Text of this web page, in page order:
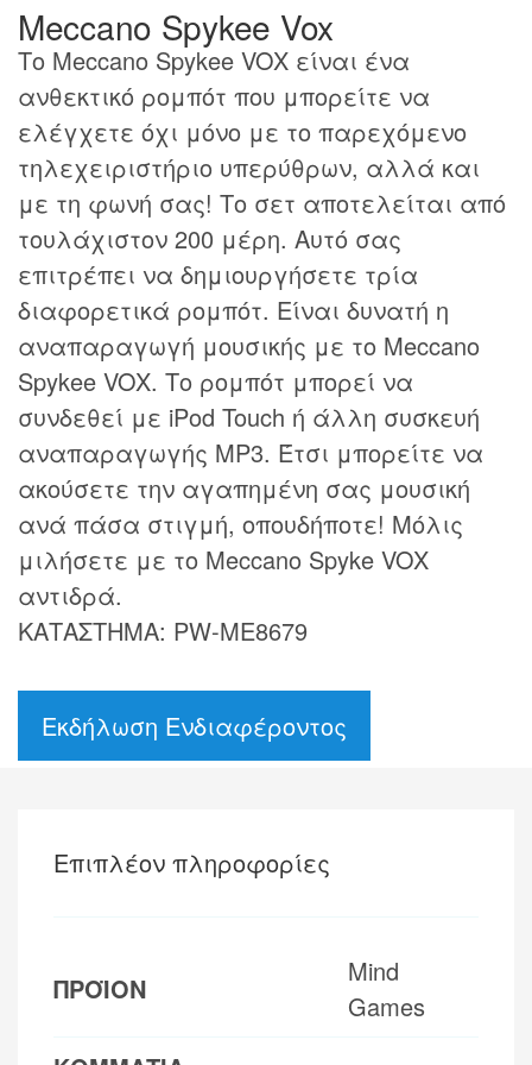
Meccano Spykee Vox
Το Meccano Spykee VOX είναι ένα
ανθεκτικό ρομπότ που μπορείτε να
ελέγχετε όχι μόνο με το παρεχόμενο
τηλεχειριστήριο υπερύθρων, αλλά και
με τη φωνή σας! Το σετ αποτελείται από
τουλάχιστον 200 μέρη. Αυτό σας
επιτρέπει να δημιουργήσετε τρία
διαφορετικά ρομπότ. Είναι δυνατή η
αναπαραγωγή μουσικής με το Meccano
Spykee VOX. Το ρομπότ μπορεί να
συνδεθεί με iPod Touch ή άλλη συσκευή
αναπαραγωγής MP3. Έτσι μπορείτε να
ακούσετε την αγαπημένη σας μουσική
ανά πάσα στιγμή, οπουδήποτε! Μόλις
μιλήσετε με το Meccano Spyke VOX
αντιδρά.
ΚΑΤΑΣΤΗΜΑ: PW-ME8679
Εκδήλωση Ενδιαφέροντος
Επιπλέον πληροφορίες
ΠΡΟΪΟΝ
Mind
Games